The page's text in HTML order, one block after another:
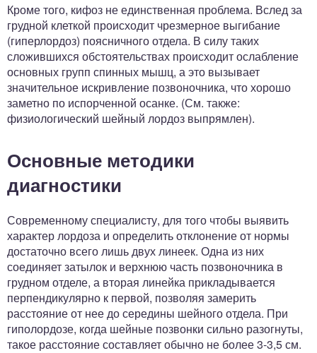
Кроме того, кифоз не единственная проблема. Вслед за
грудной клеткой происходит чрезмерное выгибание
(гиперлордоз) поясничного отдела. В силу таких
сложившихся обстоятельствах происходит ослабление
основных групп спинных мышц, а это вызывает
значительное искривление позвоночника, что хорошо
заметно по испорченной осанке. (См. также:
физиологический шейный лордоз выпрямлен).
Основные методики
диагностики
Современному специалисту, для того чтобы выявить
характер лордоза и определить отклонение от нормы
достаточно всего лишь двух линеек. Одна из них
соединяет затылок и верхнюю часть позвоночника в
грудном отделе, а вторая линейка прикладывается
перпендикулярно к первой, позволяя замерить
расстояние от нее до середины шейного отдела. При
гиполордозе, когда шейные позвонки сильно разогнуты,
такое расстояние составляет обычно не более 3-3,5 см.